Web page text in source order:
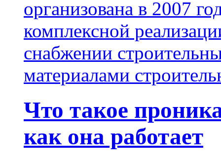
организована в 2007
комплексной
снабжении
материалами
Что такое
как она работает